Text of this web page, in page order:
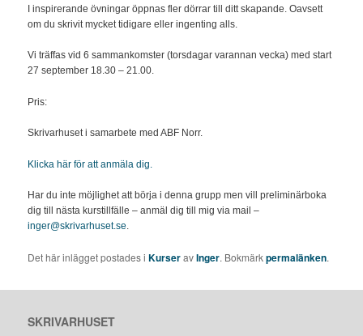
I inspirerande övningar öppnas fler dörrar till ditt skapande. Oavsett
om du skrivit mycket tidigare eller ingenting alls.
Vi träffas vid 6 sammankomster (torsdagar varannan vecka) med start
27 september 18.30 – 21.00.
Pris:
Skrivarhuset i samarbete med ABF Norr.
Klicka här för att anmäla dig.
Har du inte möjlighet att börja i denna grupp men vill preliminärboka
dig till nästa kurstillfälle – anmäl dig till mig via mail –
inger@skrivarhuset.se.
Det här inlägget postades iKurseravInger. Bokmärkpermalänken.
SKRIVARHUSET